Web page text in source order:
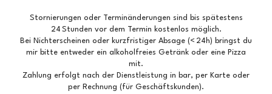
Stornierungen oder Terminänderungen sind bis spätestens
24 Stunden vor dem Termin kostenlos möglich.
Bei Nichterscheinen oder kurzfristiger Absage (< 24h) bringst du
mir bitte entweder ein alkoholfreies Getränk oder eine Pizza
mit.
Zahlung erfolgt nach der Dienstleistung in bar, per Karte oder
per Rechnung (für Geschäftskunden).